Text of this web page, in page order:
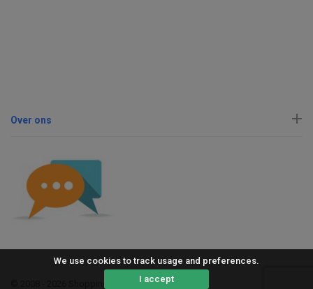
We use cookies to track usage and preferences.
I accept
Over ons
© 2008 - 2026 ShoppingErvaring